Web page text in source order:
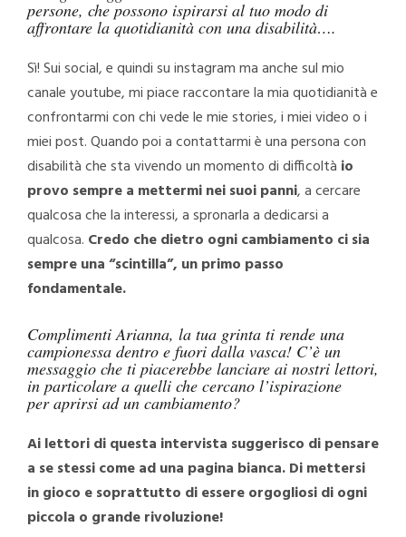
persone, che possono ispirarsi al tuo modo di
affrontare la quotidianità con una disabilità….
Sì! Sui social, e quindi su instagram ma anche sul mio
canale youtube, mi piace raccontare la mia quotidianità e
confrontarmi con chi vede le mie stories, i miei video o i
miei post. Quando poi a contattarmi è una persona con
disabilità che sta vivendo un momento di difficoltà io
provo sempre a mettermi nei suoi panni, a cercare
qualcosa che la interessi, a spronarla a dedicarsi a
qualcosa. Credo che dietro ogni cambiamento ci sia
sempre una “scintilla”, un primo passo
fondamentale.
Complimenti Arianna, la tua grinta ti rende una
campionessa dentro e fuori dalla vasca! C’è un
messaggio che ti piacerebbe lanciare ai nostri lettori,
in particolare a quelli che cercano l’ispirazione
per aprirsi ad un cambiamento?
Ai lettori di questa intervista suggerisco di pensare
a se stessi come ad una pagina bianca. Di mettersi
in gioco e soprattutto di essere orgogliosi di ogni
piccola o grande rivoluzione!